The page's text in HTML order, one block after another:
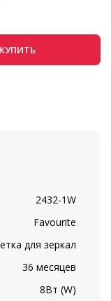
КУПИТЬ
2432-1W
Favourite
для зеркал
36 месяцев
8Вт (W)